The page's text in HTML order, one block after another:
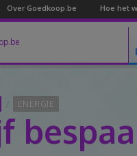
Over Goedkoop.be Hoe het
ENERGIE